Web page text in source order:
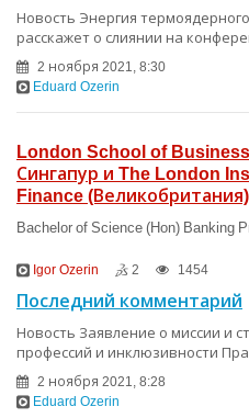
Новость Энергия
расскажет о слиянии на
2 ноября 2021, 8:30
Eduard Ozerin
London School of
Сингапур и The London
Finance (Великобритания)
Bachelor of Science (Hon) Banking
Igor Ozerin 2 1454
Последний комментарий
Новость Заявление о миссии и
профессий и инклюзивности
2 ноября 2021, 8:28
Eduard Ozerin